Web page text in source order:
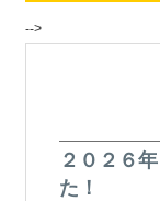
-->
２０２６
た！